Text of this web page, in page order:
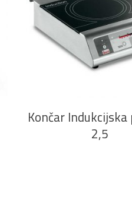
PROČITAJ VIŠE
Končar Indukcijska
2,5